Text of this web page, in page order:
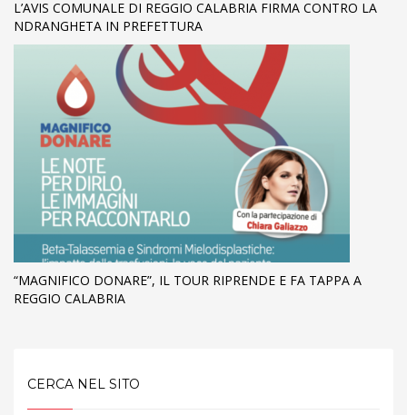
L’AVIS COMUNALE DI REGGIO CALABRIA FIRMA CONTRO LA
NDRANGHETA IN PREFETTURA
“MAGNIFICO DONARE”, IL TOUR RIPRENDE E FA TAPPA A
REGGIO CALABRIA
CERCA NEL SITO